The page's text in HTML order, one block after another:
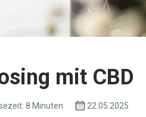
mit CBD
8 Minuten 22.05.2025